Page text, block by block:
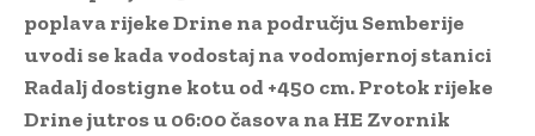
poplava rijeke Drine na području Semberije
uvodi se kada vodostaj na vodomjernoj stanici
Radalj dostigne kotu od +450 cm. Protok rijeke
Drine jutros u 06:00 časova na HE Zvornik